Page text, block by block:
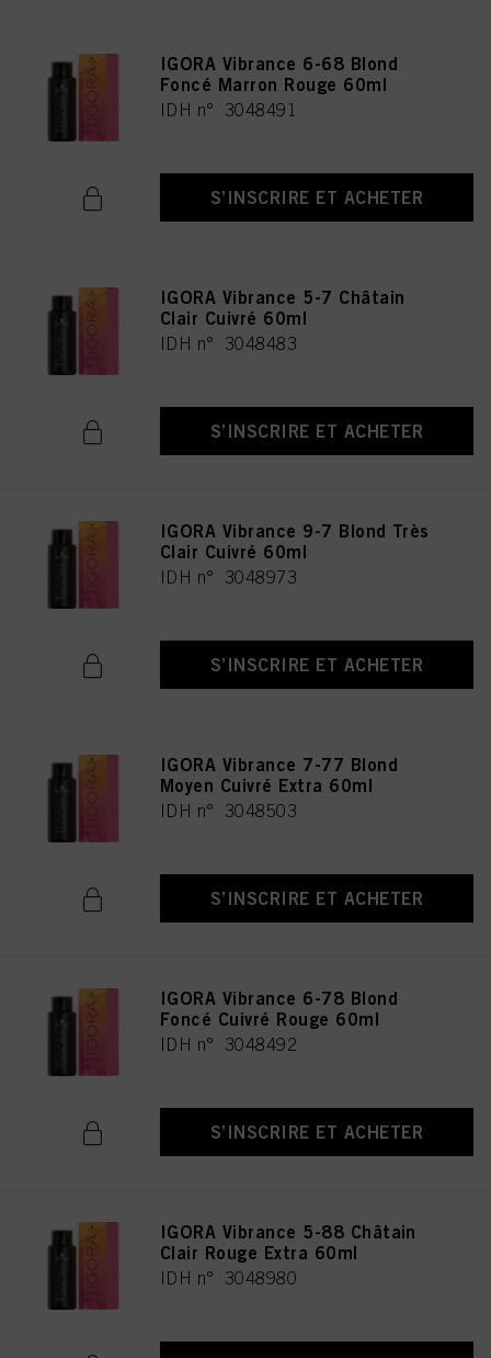
IGORA Vibrance 6-68 Blond
Foncé Marron Rouge 60ml
IDH n° 3048491
S’INSCRIRE ET ACHETER
IGORA Vibrance 5-7 Châtain
Clair Cuivré 60ml
IDH n° 3048483
S’INSCRIRE ET ACHETER
IGORA Vibrance 9-7 Blond Très
Clair Cuivré 60ml
IDH n° 3048973
S’INSCRIRE ET ACHETER
IGORA Vibrance 7-77 Blond
Moyen Cuivré Extra 60ml
IDH n° 3048503
S’INSCRIRE ET ACHETER
IGORA Vibrance 6-78 Blond
Foncé Cuivré Rouge 60ml
IDH n° 3048492
S’INSCRIRE ET ACHETER
IGORA Vibrance 5-88 Châtain
Clair Rouge Extra 60ml
IDH n° 3048980